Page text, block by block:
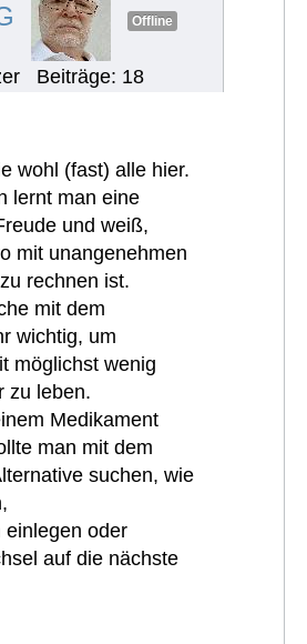
Offline
Beiträge: 18
wohl (fast) alle hier.
lernt man eine
und weiß,
mit unangenehmen
rechnen ist.
mit dem
wichtig, um
möglichst wenig
zu leben.
Medikament
man mit dem
suchen, wie
einlegen oder
auf die nächste